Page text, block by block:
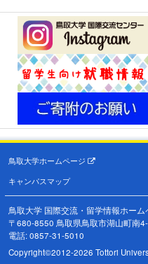
鳥取大学ホームページ
キャンパスマップ
鳥取大学 国際交流・留学情報ホーム
〒680-8550 鳥取県鳥取市湖山町南
電話: 0857-31-5010
Copyright©2012-2026 Tottori